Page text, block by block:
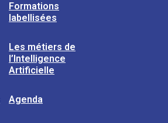
Formations
labellisées
Les métiers de
l’Intelligence
Artificielle
Agenda